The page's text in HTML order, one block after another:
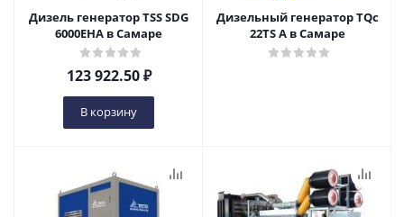
Дизель генератор TSS SDG
6000EHA в Самаре
123 922.50₽
В корзину
Дизельный генератор TQc
22TS A в Самаре